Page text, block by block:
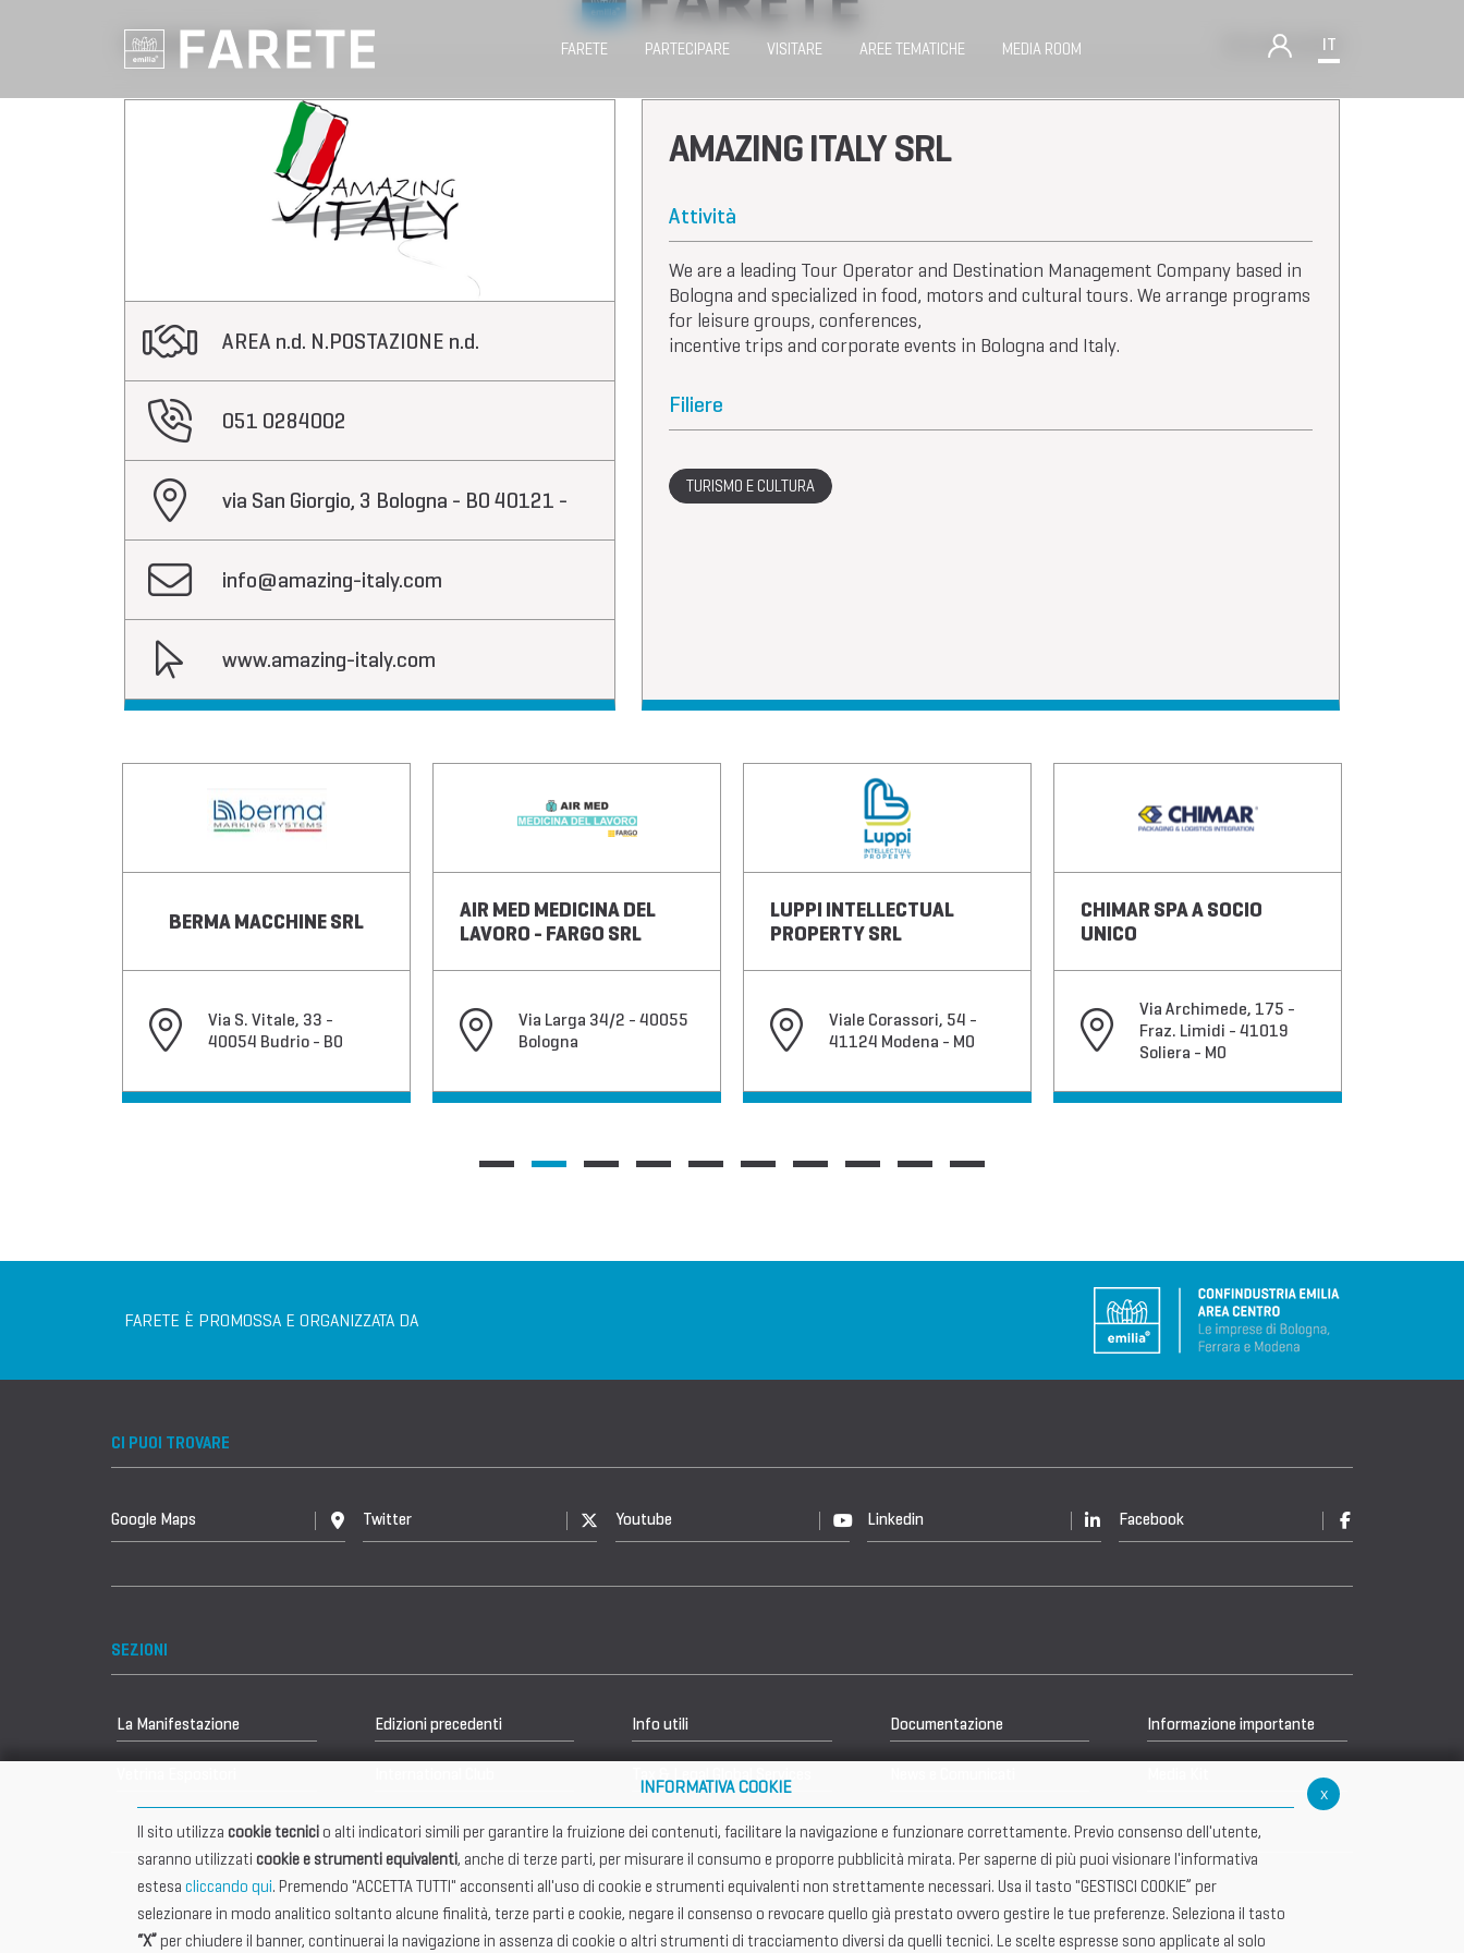
FARETE PARTECIPARE VISITARE AREE TEMATICHE MEDIA ROOM IT
Aziende Farete 2020 Torna alle aziende
AREA n.d. N.POSTAZIONE n.d.
051 0284002
via San Giorgio, 3 Bologna - BO 40121 -
info@amazing-italy.com
www.amazing-italy.com
AMAZING ITALY SRL
Attività
We are a leading Tour Operator and Destination Management Company based in
Bologna and specialized in food, motors and cultural tours. We arrange programs
for leisure groups, conferences,
incentive trips and corporate events in Bologna and Italy.
Filiere
TURISMO E CULTURA
BERMA MACCHINE SRL
Via S. Vitale, 33 -
40054 Budrio - BO
AIR MED MEDICINA DEL
LAVORO - FARGO SRL
Via Larga 34/2 - 40055
Bologna
LUPPI INTELLECTUAL
PROPERTY SRL
Viale Corassori, 54 -
41124 Modena - MO
CHIMAR SPA A SOCIO
UNICO
Via Archimede, 175 -
Fraz. Limidi - 41019
Soliera - MO
FARETE È PROMOSSA E ORGANIZZATA DA
CI PUOI TROVARE
Google Maps Twitter Youtube Linkedin Facebook
SEZIONI
La Manifestazione Edizioni precedenti Info utili Documentazione Informazione importante
x
INFORMATIVA COOKIE
Il sito utilizza cookie tecnici o alti indicatori simili per garantire la fruizione dei contenuti, facilitare la navigazione e funzionare correttamente. Previo consenso dell'utente,
saranno utilizzati cookie e strumenti equivalenti, anche di terze parti, per misurare il consumo e proporre pubblicità mirata. Per saperne di più puoi visionare l'informativa
estesa cliccando qui. Premendo "ACCETTA TUTTI" acconsenti all'uso di cookie e strumenti equivalenti non strettamente necessari. Usa il tasto "GESTISCI COOKIE” per
selezionare in modo analitico soltanto alcune finalità, terze parti e cookie, negare il consenso o revocare quello già prestato ovvero gestire le tue preferenze. Seleziona il tasto
“X” per chiudere il banner, continuerai la navigazione in assenza di cookie o altri strumenti di tracciamento diversi da quelli tecnici. Le scelte espresse sono applicate al solo